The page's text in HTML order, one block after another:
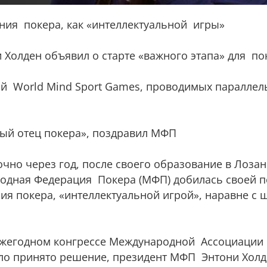
покера, как «интеллектуальной игры»
объявил о старте «важного этапа» для
Mind Sport Games, проводимых
отец покера», поздравил МФП
через год, после своего образование в
Федерация Покера (МФП) добилась своей
покера, «интеллектуальной игрой», наравне с
конгрессе Международной Ассоциации
принято решение, президент МФП Энтони